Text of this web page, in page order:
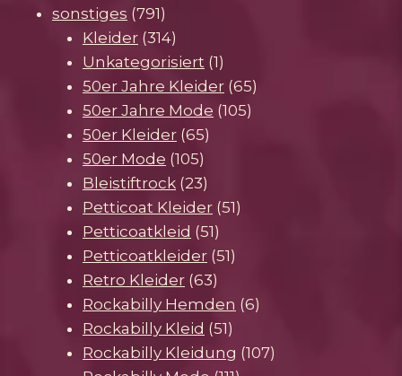
Produkte
sonstiges 791791
Produkte
Kleider 314314
Produkte
Unkategorisiert 11
Produkt
50er Jahre Kleider 6565
50er Jahre Mode 105105
50er Kleider 6565
50er Mode 105105
Produkte
Bleistiftrock 2323
Produkte
Petticoat Kleider 5151
Petticoatkleid 5151
Produkte
Petticoatkleider 5151
Retro Kleider 6363
Produkte
Rockabilly Hemden 66
Rockabilly Kleid 5151
Produkte
Rockabilly Kleidung 107107